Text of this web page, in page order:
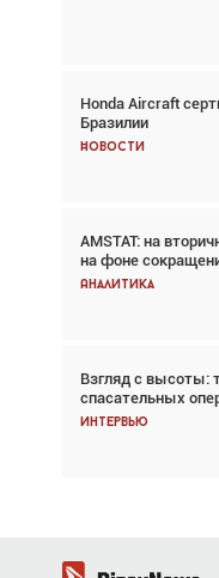
Honda Aircraft
Бразилии
Новости
AMSTAT: на
на фоне
Аналитика
Взгляд с высоты:
спасательных
Интервью
Авиационный
говорит сама за
Новости
Проблемы с
Аналитика
Частный самолёт
покупке
Интервью